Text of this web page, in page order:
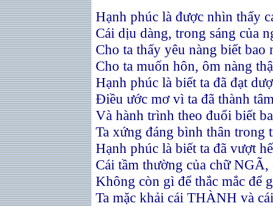
Hạnh phúc là được nhìn thấy
Cái dịu dàng, trong sáng của
Cho ta thấy yêu nàng biết bao
Cho ta muốn hôn, ôm nàng
Hạnh phúc là biết ta đã đạt
Điều ước mơ vì ta đã thành
Và hành trình theo đuổi biết
Ta xứng đáng bình thân trong
Hạnh phúc là biết ta đã vượt
Cái tầm thường của chữ
Không còn gì để thắc mắc để
Ta mặc khải cái THÀNH và